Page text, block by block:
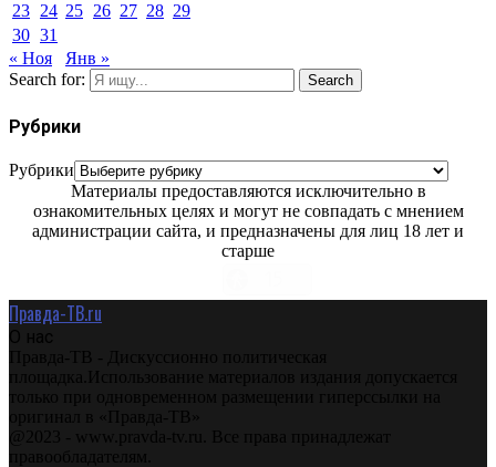
23 24 25 26 27 28 29
30 31
« Ноя
Янв »
Search for:
Search
Рубрики
Рубрики
Материалы предоставляются исключительно в
ознакомительных целях и могут не совпадать с мнением
администрации сайта, и предназначены для лиц 18 лет и
старше
Правда-ТВ.ru
О нас
Правда-ТВ - Дискуссионно политическая
площадка.Использование материалов издания допускается
только при одновременном размещении гиперссылки на
оригинал в «Правда-ТВ»
@2023 - www.pravda-tv.ru. Все права принадлежат
правообладателям.